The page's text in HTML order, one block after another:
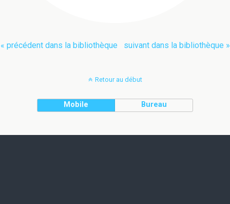
« précédent dans la bibliothèque suivant dans la bibliothèque »
Retour au début
Mobile Bureau